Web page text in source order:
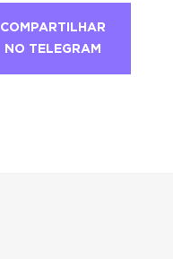
COMPARTILHAR
NO TELEGRAM